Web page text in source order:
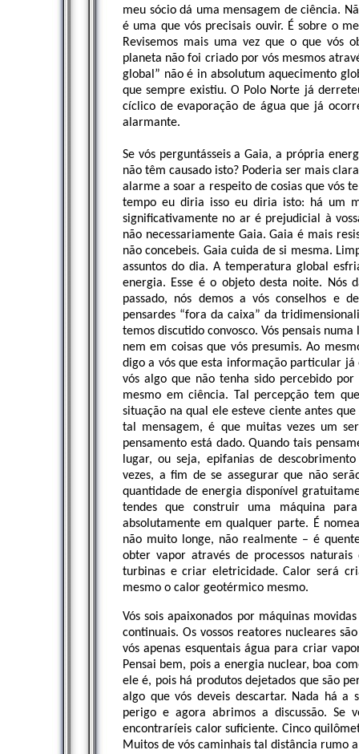
meu sócio dá uma mensagem de ciência.
é uma que vós precisais ouvir. É sobre o
Revisemos mais uma vez que o que vós
planeta não foi criado por vós mesmos
global” não é in absolutum aquecimento
que sempre existiu. O Polo Norte já
cíclico de evaporação de água que já
alarmante.
Se vós perguntásseis a Gaia, a própria
não têm causado isto? Poderia ser mais
alarme a soar a respeito de cosias que vós
tempo eu diria isso eu diria isto: há um
significativamente no ar é prejudicial à
não necessariamente Gaia. Gaia é mais
não concebeis. Gaia cuida de si mesma.
assuntos do dia. A temperatura global
energia. Esse é o objeto desta noite. Nós
passado, nós demos a vós conselhos e
pensardes “fora da caixa” da
temos discutido convosco. Vós pensais
nem em coisas que vós presumis. Ao
digo a vós que esta informação particular já
vós algo que não tenha sido percebido
mesmo em ciência. Tal percepção tem
situação na qual ele esteve ciente antes
tal mensagem, é que muitas vezes um
pensamento está dado. Quando tais
lugar, ou seja, epifanias de
vezes, a fim de se assegurar que não
quantidade de energia disponível
tendes que construir uma máquina
absolutamente em qualquer parte. É
não muito longe, não realmente – é
obter vapor através de processos
turbinas e criar eletricidade. Calor será
mesmo o calor geotérmico mesmo.
Vós sois apaixonados por máquinas
continuais. Os vossos reatores nucleares
vós apenas esquentais água para criar
Pensai bem, pois a energia nuclear, boa
ele é, pois há produtos dejetados que são
algo que vós deveis descartar. Nada há
perigo e agora abrimos a discussão. Se
encontraríeis calor suficiente. Cinco
Muitos de vós caminhais tal distância rumo